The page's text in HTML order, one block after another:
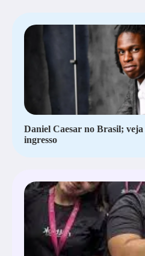
Daniel Caesar no Brasil; veja
ingresso